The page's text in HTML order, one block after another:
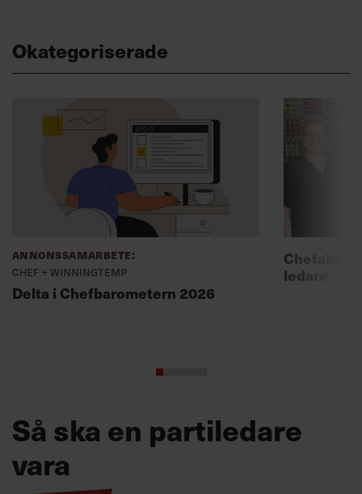
Okategoriserade
Annonssamarbete:
Chef + Winningtemp
Delta i Chefbarometern 2026
ledare
Så ska en partiledare
vara